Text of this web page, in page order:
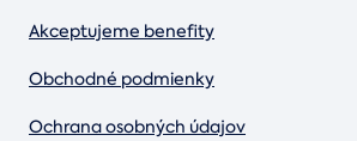
Akceptujeme benefity
Obchodné podmienky
Ochrana osobných údajov